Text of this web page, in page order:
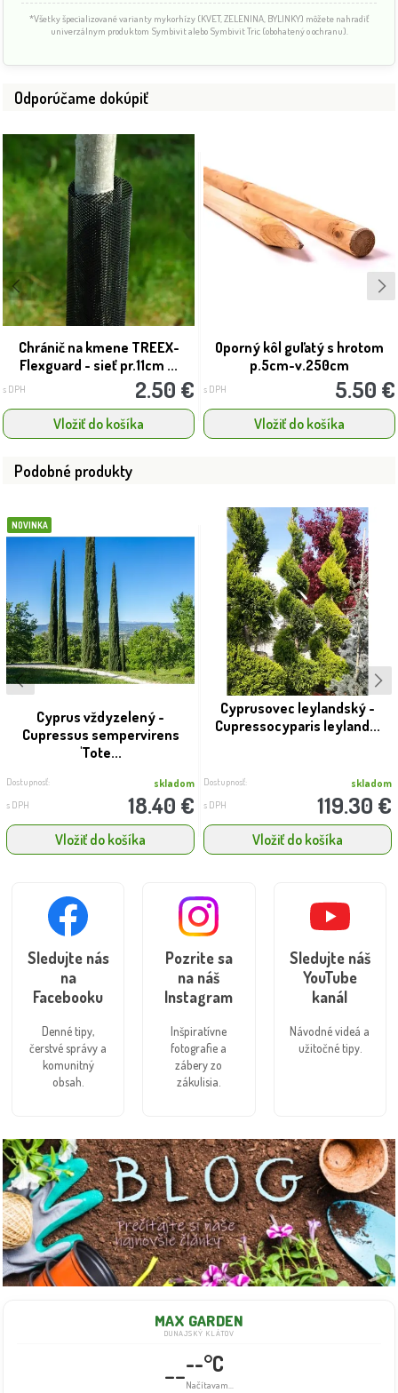
MAX GARDEN
DUNAJSKÝ KLÁTOV
--°C
Info dočasne nedostupné
*Všetky špecializované varianty mykorhízy (KVET, ZELENINA, BYLINKY) môžete nahradiť
univerzálnym produktom Symbivit alebo Symbivit Tric (obohatený o ochranu).
Odporúčame dokúpiť
Chránič na kmene TREEX-
Flexguard - sieť pr.11cm ...
s DPH 2.50 €
Vložiť do košíka
Oporný kôl guľatý s hrotom
p.5cm-v.250cm
s DPH 5.50 €
Vložiť do košíka
Podobné produkty
NOVINKA
Cyprus vždyzelený -
Cupressus sempervirens
'Tote...
Dostupnosť: skladom
s DPH 18.40 €
Vložiť do košíka
Cyprusovec leylandský -
Cupressocyparis leyland...
Dostupnosť: skladom
s DPH 119.30 €
Vložiť do košíka
Sledujte nás
na
Facebooku
Denné tipy,
čerstvé správy a
komunitný
obsah.
Pozrite sa
na náš
Instagram
Inšpiratívne
fotografie a
zábery zo
zákulisia.
Sledujte náš
YouTube
kanál
Návodné videá a
užitočné tipy.